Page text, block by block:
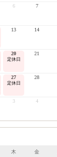
6 7
13 14
20
定休日
21
27
定休日
28
3 4
木 金